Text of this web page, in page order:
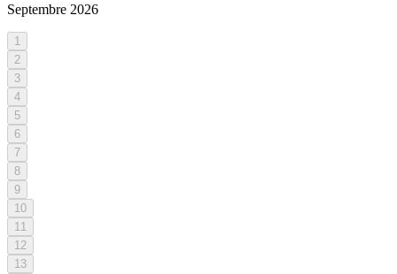
Septembre 2026
1
2
3
4
5
6
7
8
9
10
11
12
13